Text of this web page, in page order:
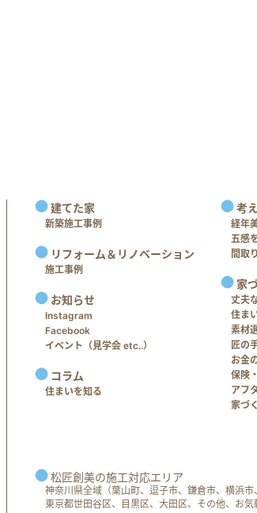
建てた家
新築施工事例
リフォーム＆リノベーション
施工事例
お知らせ
Instagram
Facebook
イベント（見学会 etc..）
コラム
住まいを知る
考
経年
五感
間取
家
丈夫
住ま
素材
匠の
お金
保険
アフ
家づ
松匠創美の施工対応エリア
神奈川県全域（葉山町、逗子市、鎌倉市、横浜
東京都世田谷区、目黒区、大田区、その他、お